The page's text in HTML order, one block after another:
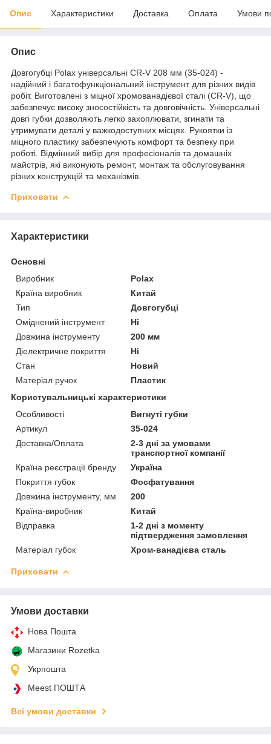
Опис Характеристики Доставка Оплата Умови
Опис
Довгогубці Polax універсальні CR-V 208 мм (35-024) -
надійний і багатофункціональний інструмент для різних видів
робіт. Виготовлені з міцної хромованадієвої сталі (CR-V), що
забезпечує високу зносостійкість та довговічність. Універсальні
довгі губки дозволяють легко захоплювати, згинати та
утримувати деталі у важкодоступних місцях. Рукоятки із
міцного пластику забезпечують комфорт та безпеку при
роботі. Відмінний вибір для професіоналів та домашніх
майстрів, які виконують ремонт, монтаж та обслуговування
різних конструкцій та механізмів.
Приховати
Характеристики
Основні
Виробник
Polax
Країна виробник
Китай
Тип
Довгогубці
Оміднений інструмент
Ні
Довжина інструменту
200 мм
Діелектричне покриття
Ні
Стан
Новий
Матеріал ручок
Пластик
Користувальницькі характеристики
Особливості
Вигнуті губки
Артикул
35-024
Доставка/Оплата
2-3 дні за умовами
транспортної компанії
Країна реєстрації бренду
Україна
Покриття губок
Фосфатування
Довжина інструменту, мм
200
Країна-виробник
Китай
Відправка
1-2 дні з моменту
підтвердження замовлення
Матеріал губок
Хром-ванадієва сталь
Приховати
Умови доставки
Нова Пошта
Магазини Rozetka
Укрпошта
Meest ПОШТА
Всі умови доставки